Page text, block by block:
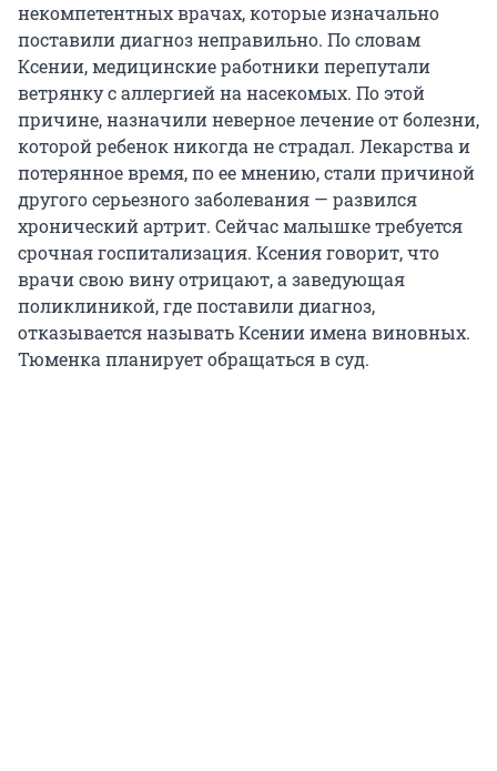
некомпетентных врачах, которые изначально
поставили диагноз неправильно. По словам
Ксении, медицинские работники перепутали
ветрянку с аллергией на насекомых. По этой
причине, назначили неверное лечение от болезни,
которой ребенок никогда не страдал. Лекарства и
потерянное время, по ее мнению, стали причиной
другого серьезного заболевания — развился
хронический артрит. Сейчас малышке требуется
срочная госпитализация. Ксения говорит, что
врачи свою вину отрицают, а заведующая
поликлиникой, где поставили диагноз,
отказывается называть Ксении имена виновных.
Тюменка планирует обращаться в суд.